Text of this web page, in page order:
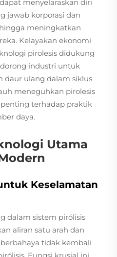
menyelaraskan diri
jawab korporasi dan
meningkatkan
Kelayakan ekonomi
pirolesis didukung
industri untuk
daur ulang dalam siklus
meneguhkan pirolesis
terhadap praktik
daya.
Utama
Keselamatan
dalam sistem pirólisis
aliran satu arah dan
tidak kembali